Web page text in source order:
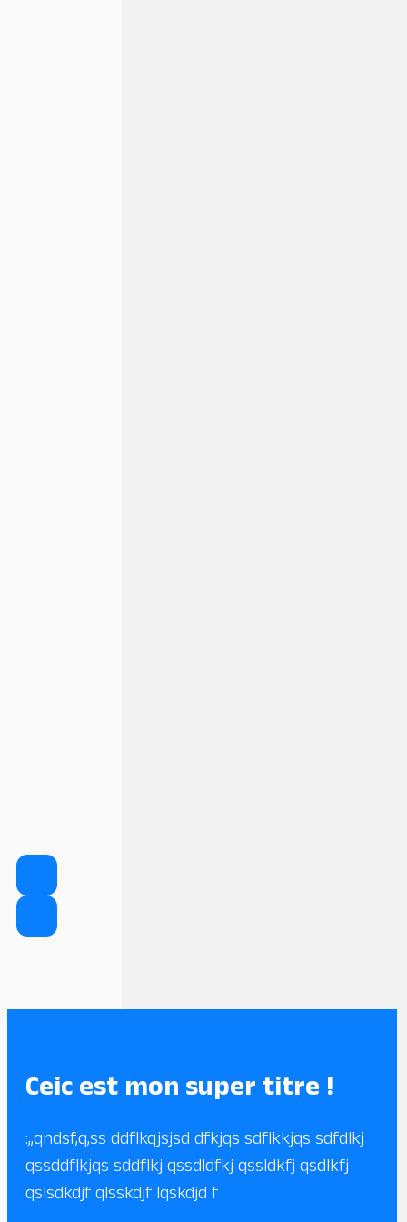
Ceic est mon super titre !
:,,qndsf,q,ss ddflkqjsjsd dfkjqs sdflkkjqs sdfdlkj
qssddflkjqs sddflkj qssdldfkj qssldkfj qsdlkfj
qslsdkdjf qlsskdjf lqskdjd f